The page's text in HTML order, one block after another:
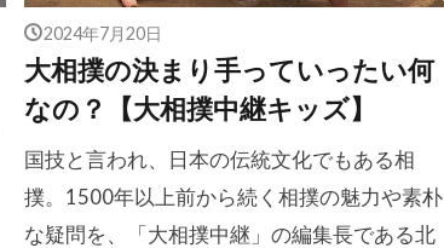
2024年7月20日
大相撲の決まり手っていったい何
なの？【大相撲中継キッズ】
国技と言われ、日本の伝統文化でもある相
撲。1500年以上前から続く相撲の魅力や素朴
な疑問を、「大相撲中継」の編集長である北